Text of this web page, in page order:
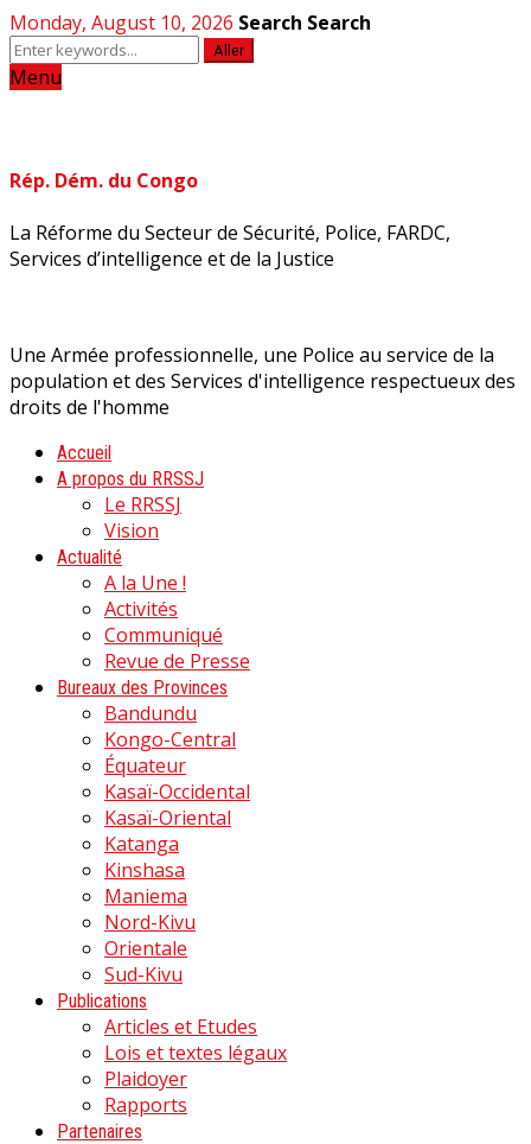
Monday, August 10, 2026 Search Search
Aller
Menu
Rép. Dém. du Congo
La Réforme du Secteur de Sécurité, Police, FARDC,
Services d’intelligence et de la Justice
Une Armée professionnelle, une Police au service de la
population et des Services d'intelligence respectueux des
droits de l'homme
Accueil
A propos du RRSSJ
Le RRSSJ
Vision
Actualité
A la Une !
Activités
Communiqué
Revue de Presse
Bureaux des Provinces
Bandundu
Kongo-Central
Équateur
Kasaï-Occidental
Kasaï-Oriental
Katanga
Kinshasa
Maniema
Nord-Kivu
Orientale
Sud-Kivu
Publications
Articles et Etudes
Lois et textes légaux
Plaidoyer
Rapports
Partenaires